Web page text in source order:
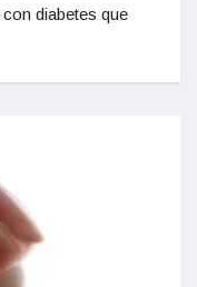
diabetes que